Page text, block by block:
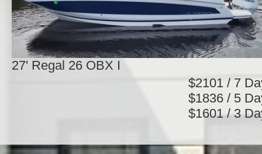
27' Regal 26 OBX I
$2101 / 7
$1836 / 5
$1601 / 3